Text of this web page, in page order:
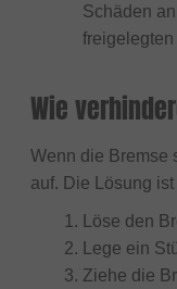
Schäden
Wie
Wenn die Bremse
auf. Die Lösung
Löse den
Lege ein
Ziehe die